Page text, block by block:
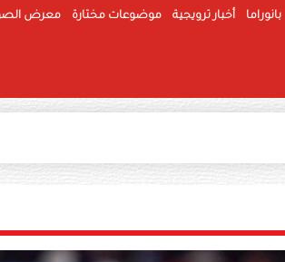
بانوراما أخبار ترويجية موضوعات مختارة معرض